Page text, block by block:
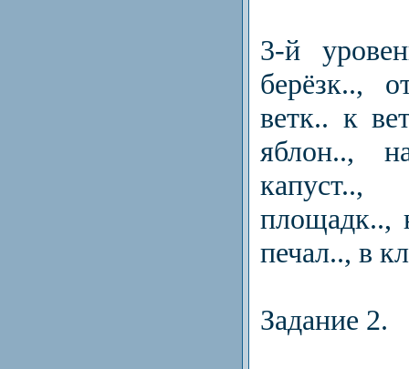
3-й
берёзк..,
ветк.. к
яблон..,
площадк..,
печал.., в
Задание 2.